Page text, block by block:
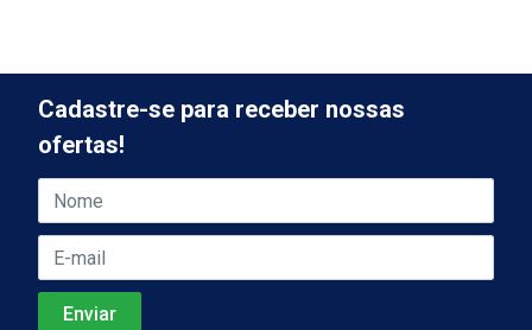
Cadastre-se para receber nossas
ofertas!